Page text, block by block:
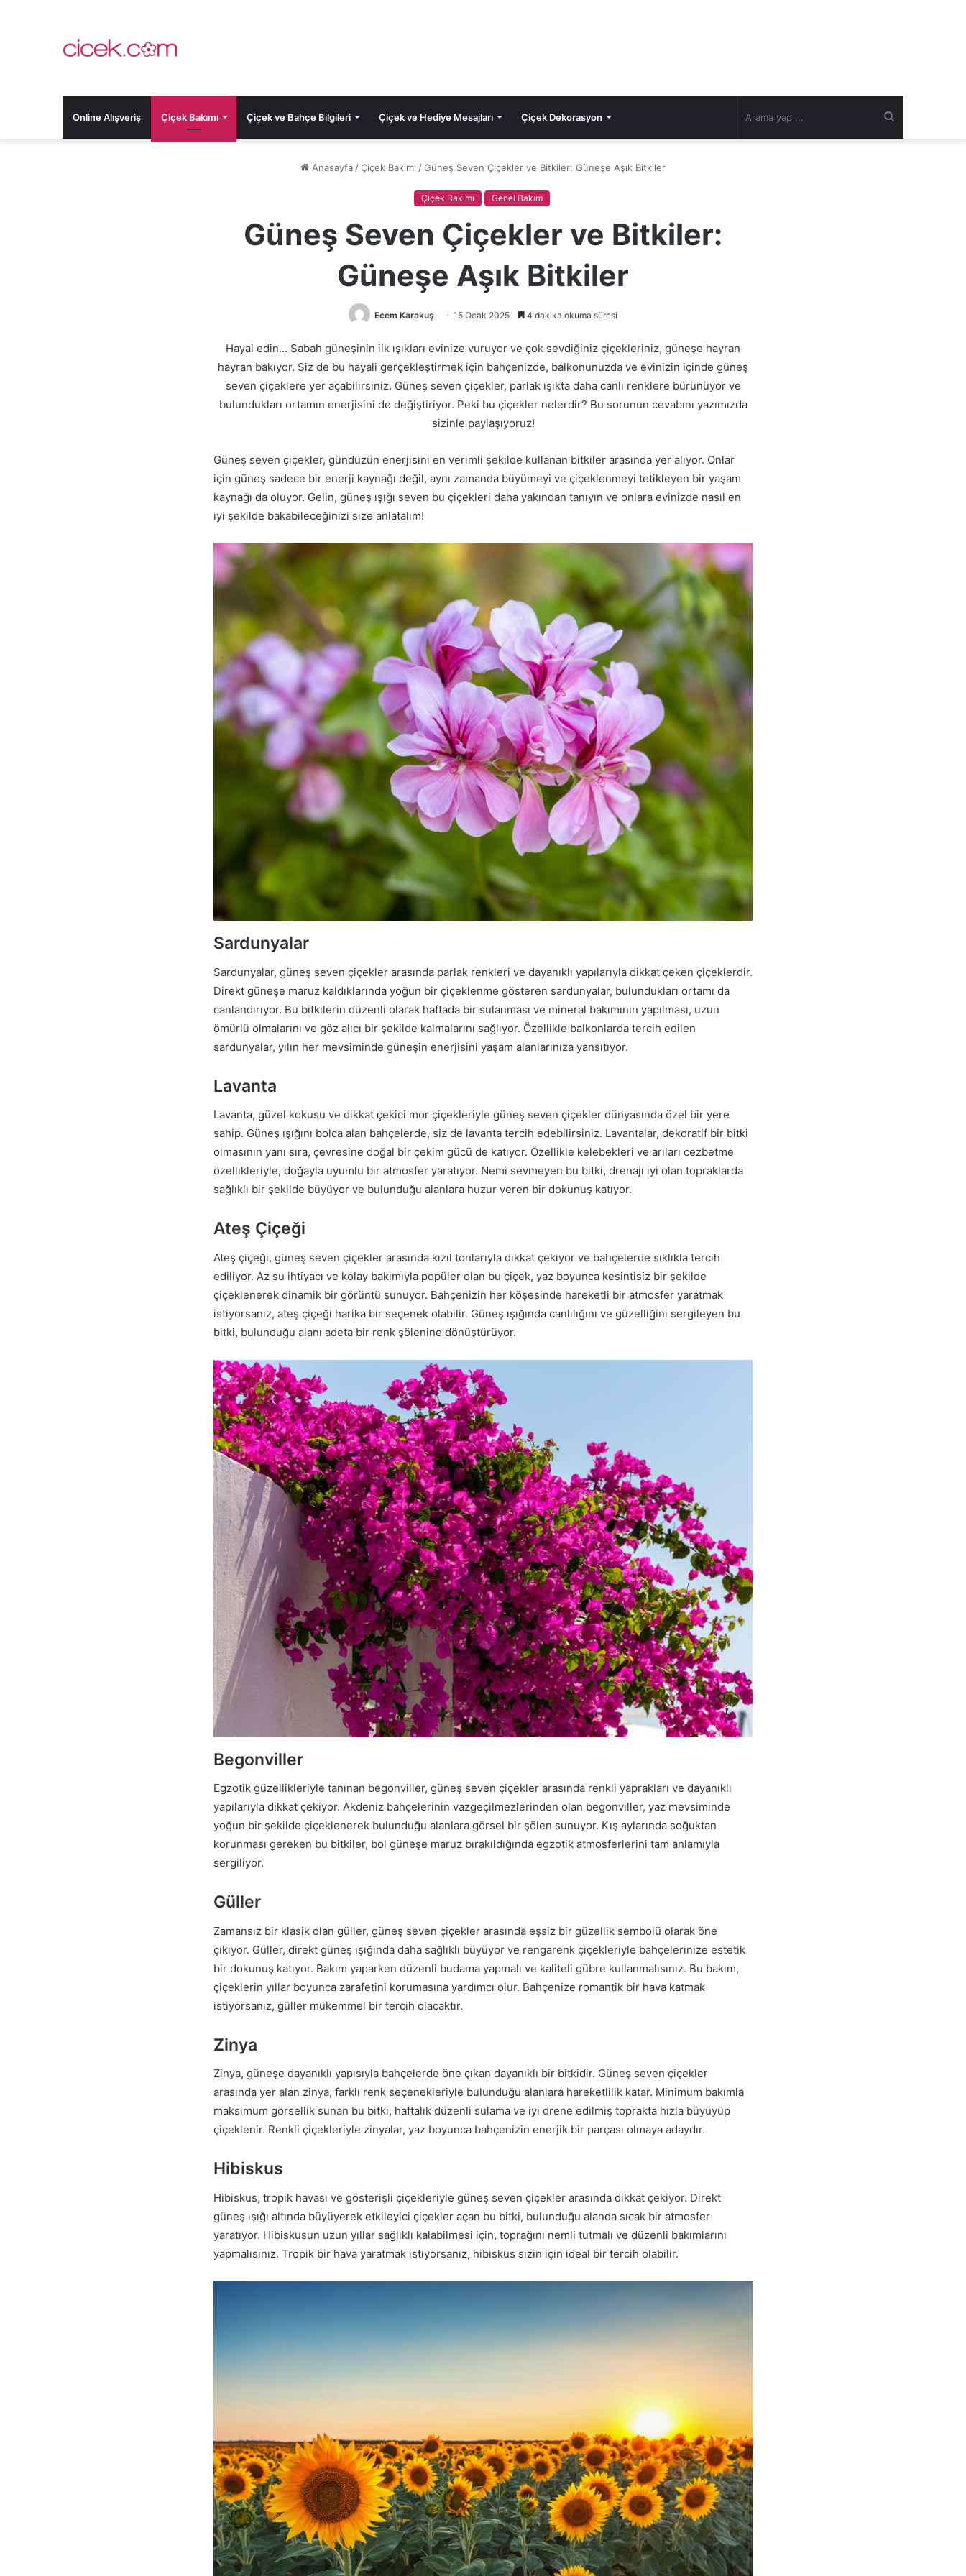
Online Alışveriş Çiçek Bakımı Çiçek ve Bahçe Bilgileri Çiçek ve Hediye Mesajları Çiçek Dekorasyon
Anasayfa /Çiçek Bakımı /Güneş Seven Çiçekler ve Bitkiler: Güneşe Aşık Bitkiler
Çiçek Bakımı Genel Bakım
Güneş Seven Çiçekler ve Bitkiler:
Güneşe Aşık Bitkiler
Ecem Karakuş 15 Ocak 2025 4 dakika okuma süresi
Hayal edin… Sabah güneşinin ilk ışıkları evinize vuruyor ve çok sevdiğiniz çiçekleriniz, güneşe hayran
hayran bakıyor. Siz de bu hayali gerçekleştirmek için bahçenizde, balkonunuzda ve evinizin içinde güneş
seven çiçeklere yer açabilirsiniz. Güneş seven çiçekler, parlak ışıkta daha canlı renklere bürünüyor ve
bulundukları ortamın enerjisini de değiştiriyor. Peki bu çiçekler nelerdir? Bu sorunun cevabını yazımızda
sizinle paylaşıyoruz!
Güneş seven çiçekler, gündüzün enerjisini en verimli şekilde kullanan bitkiler arasında yer alıyor. Onlar
için güneş sadece bir enerji kaynağı değil, aynı zamanda büyümeyi ve çiçeklenmeyi tetikleyen bir yaşam
kaynağı da oluyor. Gelin, güneş ışığı seven bu çiçekleri daha yakından tanıyın ve onlara evinizde nasıl en
iyi şekilde bakabileceğinizi size anlatalım!
Sardunyalar
Sardunyalar, güneş seven çiçekler arasında parlak renkleri ve dayanıklı yapılarıyla dikkat çeken çiçeklerdir.
Direkt güneşe maruz kaldıklarında yoğun bir çiçeklenme gösteren sardunyalar, bulundukları ortamı da
canlandırıyor. Bu bitkilerin düzenli olarak haftada bir sulanması ve mineral bakımının yapılması, uzun
ömürlü olmalarını ve göz alıcı bir şekilde kalmalarını sağlıyor. Özellikle balkonlarda tercih edilen
sardunyalar, yılın her mevsiminde güneşin enerjisini yaşam alanlarınıza yansıtıyor.
Lavanta
Lavanta, güzel kokusu ve dikkat çekici mor çiçekleriyle güneş seven çiçekler dünyasında özel bir yere
sahip. Güneş ışığını bolca alan bahçelerde, siz de lavanta tercih edebilirsiniz. Lavantalar, dekoratif bir bitki
olmasının yanı sıra, çevresine doğal bir çekim gücü de katıyor. Özellikle kelebekleri ve arıları cezbetme
özellikleriyle, doğayla uyumlu bir atmosfer yaratıyor. Nemi sevmeyen bu bitki, drenajı iyi olan topraklarda
sağlıklı bir şekilde büyüyor ve bulunduğu alanlara huzur veren bir dokunuş katıyor.
Ateş Çiçeği
Ateş çiçeği, güneş seven çiçekler arasında kızıl tonlarıyla dikkat çekiyor ve bahçelerde sıklıkla tercih
ediliyor. Az su ihtiyacı ve kolay bakımıyla popüler olan bu çiçek, yaz boyunca kesintisiz bir şekilde
çiçeklenerek dinamik bir görüntü sunuyor. Bahçenizin her köşesinde hareketli bir atmosfer yaratmak
istiyorsanız, ateş çiçeği harika bir seçenek olabilir. Güneş ışığında canlılığını ve güzelliğini sergileyen bu
bitki, bulunduğu alanı adeta bir renk şölenine dönüştürüyor.
Begonviller
Egzotik güzellikleriyle tanınan begonviller, güneş seven çiçekler arasında renkli yaprakları ve dayanıklı
yapılarıyla dikkat çekiyor. Akdeniz bahçelerinin vazgeçilmezlerinden olan begonviller, yaz mevsiminde
yoğun bir şekilde çiçeklenerek bulunduğu alanlara görsel bir şölen sunuyor. Kış aylarında soğuktan
korunması gereken bu bitkiler, bol güneşe maruz bırakıldığında egzotik atmosferlerini tam anlamıyla
sergiliyor.
Güller
Zamansız bir klasik olan güller, güneş seven çiçekler arasında eşsiz bir güzellik sembolü olarak öne
çıkıyor. Güller, direkt güneş ışığında daha sağlıklı büyüyor ve rengarenk çiçekleriyle bahçelerinize estetik
bir dokunuş katıyor. Bakım yaparken düzenli budama yapmalı ve kaliteli gübre kullanmalısınız. Bu bakım,
çiçeklerin yıllar boyunca zarafetini korumasına yardımcı olur. Bahçenize romantik bir hava katmak
istiyorsanız, güller mükemmel bir tercih olacaktır.
Zinya
Zinya, güneşe dayanıklı yapısıyla bahçelerde öne çıkan dayanıklı bir bitkidir. Güneş seven çiçekler
arasında yer alan zinya, farklı renk seçenekleriyle bulunduğu alanlara hareketlilik katar. Minimum bakımla
maksimum görsellik sunan bu bitki, haftalık düzenli sulama ve iyi drene edilmiş toprakta hızla büyüyüp
çiçeklenir. Renkli çiçekleriyle zinyalar, yaz boyunca bahçenizin enerjik bir parçası olmaya adaydır.
Hibiskus
Hibiskus, tropik havası ve gösterişli çiçekleriyle güneş seven çiçekler arasında dikkat çekiyor. Direkt
güneş ışığı altında büyüyerek etkileyici çiçekler açan bu bitki, bulunduğu alanda sıcak bir atmosfer
yaratıyor. Hibiskusun uzun yıllar sağlıklı kalabilmesi için, toprağını nemli tutmalı ve düzenli bakımlarını
yapmalısınız. Tropik bir hava yaratmak istiyorsanız, hibiskus sizin için ideal bir tercih olabilir.